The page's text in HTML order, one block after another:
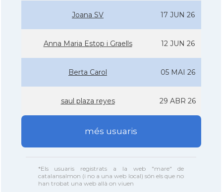
Joana SV 17 JUN 26
Anna Maria Estop i Graells 12 JUN 26
Berta Carol 05 MAI 26
saul plaza reyes 29 ABR 26
més usuaris
*Els usuaris registrats a la web "mare" de
catalansalmon (i no a una web local) són els que no
han trobat una web allà on viuen